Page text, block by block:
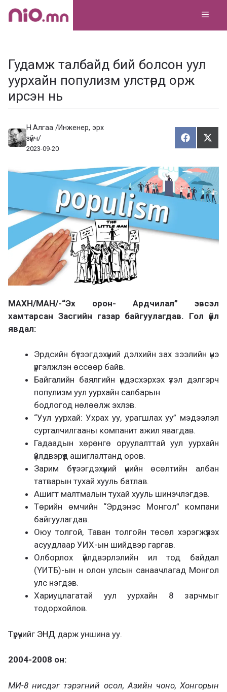
Skip
Гудамж талбайд бий болсон уул
уурхайн популизм улстөрд орж
ирсэн нь
Н.Алгаа /Инженер, эрх
зүйч/
2023-09-20
Х
у
а
а
л
ц
а
Т
э
х
МАХН/МАН/-“Эх орон- Ардчилал” эвсэл
хамтарсан Засгийн газар байгуулагдав. Гол үйл
явдал:
Эрдсийн бүтээгдэхүүний дэлхийн зах зээлийн үнэ
үргэлжлэн өссөөр байв.
Байгалийн баялгийн үндэсхэрхэх үзэл дэлгэрч
популизм уул уурхайн салбарын
бодлогод нөлөөлж эхлэв.
“Уул уурхай: Ухрах уу, урагшлах уу” мэдээлэл
сурталчилгааны компанит ажил явагдав.
Гадаадын хөрөнгө оруулалттай уул уурхайн
үйлдвэрүүд ашиглалтанд оров.
Зарим бүтээгдэхүүний үнийн өсөлтийн албан
татварын тухай хууль батлав.
Ашигт малтмалын тухай хууль шинэчлэгдэв.
Төрийн өмчийн “Эрдэнэс Монгол” компани
байгуулагдав.
Оюу толгой, Таван толгойн төсөл хэрэгжүүлэх
асуудлаар УИХ-ын шийдвэр гаргав.
Олборлох үйлдвэрлэлийн ил тод байдал
(ҮИТБ)-ын н олон улсын санаачлагад Монгол
улс нэгдэв.
Хариуцлагатай уул уурхайн 8 зарчмыг
тодорхойлов.
Түрүүчийг ЭНД дарж уншина уу.
2004-2008 он:
МИ-8 нисдэг тэрэгний осол, Азийн чоно, Хонгорын